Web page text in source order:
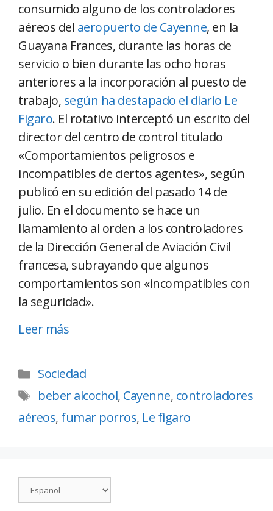
consumido alguno de los controladores
aéreos del aeropuerto de Cayenne, en la
Guayana Frances, durante las horas de
servicio o bien durante las ocho horas
anteriores a la incorporación al puesto de
trabajo, según ha destapado el diario Le
Figaro. El rotativo interceptó un escrito del
director del centro de control titulado
«Comportamientos peligrosos e
incompatibles de ciertos agentes», según
publicó en su edición del pasado 14 de
julio. En el documento se hace un
llamamiento al orden a los controladores
de la Dirección General de Aviación Civil
francesa, subrayando que algunos
comportamientos son «incompatibles con
la seguridad».
Leer más
Sociedad
beber alcochol, Cayenne, controladores
aéreos, fumar porros, Le figaro